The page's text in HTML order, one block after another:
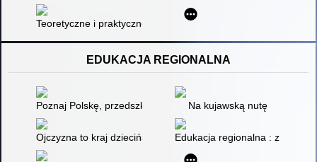
Teoretyczne i praktyczne obszary zapobiegania
EDUKACJA REGIONALNA
Poznaj Polskę, przedszkolaku : lubelskie - smakuj życie!
Na kujawską nutę
Ojczyzna to kraj dzieciństwa Edukacja regionalna : z